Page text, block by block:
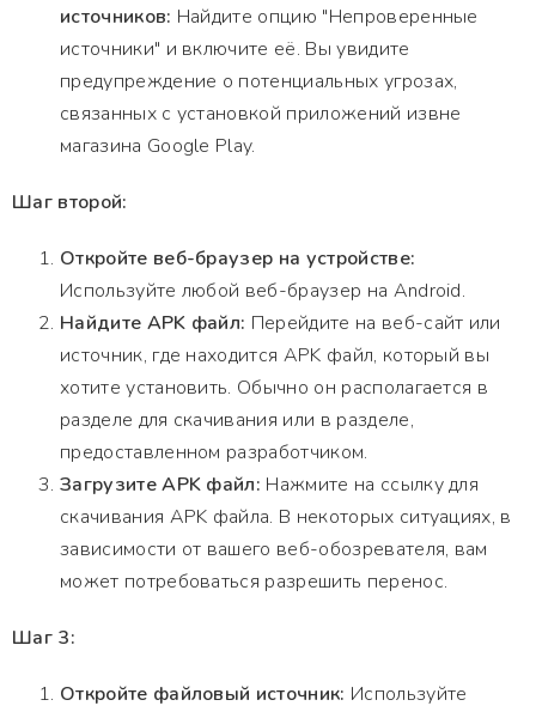
источников: Найдите опцию "Непроверенные
источники" и включите её. Вы увидите
предупреждение о потенциальных угрозах,
связанных с установкой приложений извне
магазина Google Play.
Шаг второй:
Откройте веб-браузер на устройстве:
Используйте любой веб-браузер на Android.
Найдите APK файл: Перейдите на веб-сайт или
источник, где находится APK файл, который вы
хотите установить. Обычно он располагается в
разделе для скачивания или в разделе,
предоставленном разработчиком.
Загрузите APK файл: Нажмите на ссылку для
скачивания APK файла. В некоторых ситуациях, в
зависимости от вашего веб-обозревателя, вам
может потребоваться разрешить перенос.
Шаг 3:
Откройте файловый источник: Используйте